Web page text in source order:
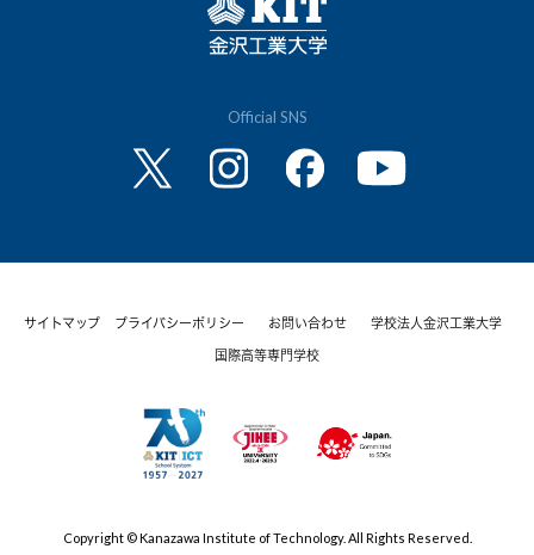
Official SNS
サイトマップ プライバシーポリシー お問い合わせ 学校法人金沢工業大学
国際高等専門学校
Copyright © Kanazawa Institute of Technology. All Rights Reserved.